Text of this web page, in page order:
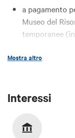
a pagamento
Museo del
temporanee
Mostra altro
Interessi